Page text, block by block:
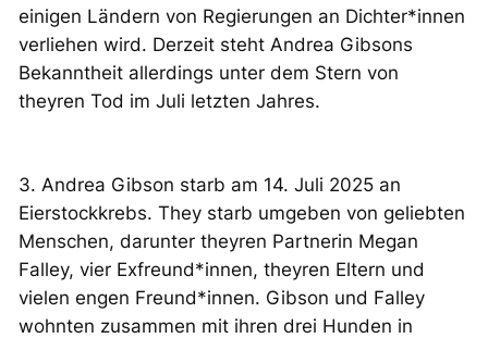
einigen Ländern von Regierungen an Dichter*innen
verliehen wird. Derzeit steht Andrea Gibsons
Bekanntheit allerdings unter dem Stern von
theyren Tod im Juli letzten Jahres.
3. Andrea Gibson starb am 14. Juli 2025 an
Eierstockkrebs. They starb umgeben von geliebten
Menschen, darunter theyren Partnerin Megan
Falley, vier Exfreund*innen, theyren Eltern und
vielen engen Freund*innen. Gibson und Falley
wohnten zusammen mit ihren drei Hunden in